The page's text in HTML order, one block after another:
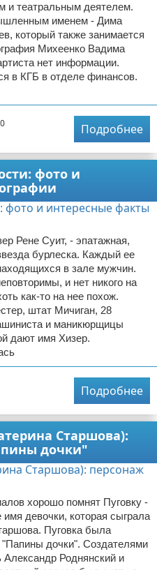
и театральным деятелем.
именем - Дима
который также занимается
Михеенко Вадима
нет информации.
в КГБ в отделе финансов.
Подробнее
фото и
Рене Суит, - эпатажная,
бурлеска. Каждый ее
в зале мужчин.
и нет никого на
как-то на нее похож.
штат Мичиган, 28
и маникюрщицы
дают имя Хизер.
Подробнее
Старшова):
дочки"
хорошо помнят Пуговку -
девочки, которая сыграла
Пуговка была
"Папины дочки". Создателями
Александр Роднянский и